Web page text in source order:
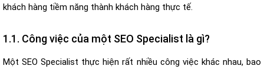
khách hàng tiềm năng thành khách hàng thực tế.
1.1. Công việc của một SEO Specialist là gì?
Một SEO Specialist thực hiện rất nhiều công việc khác nhau, bao